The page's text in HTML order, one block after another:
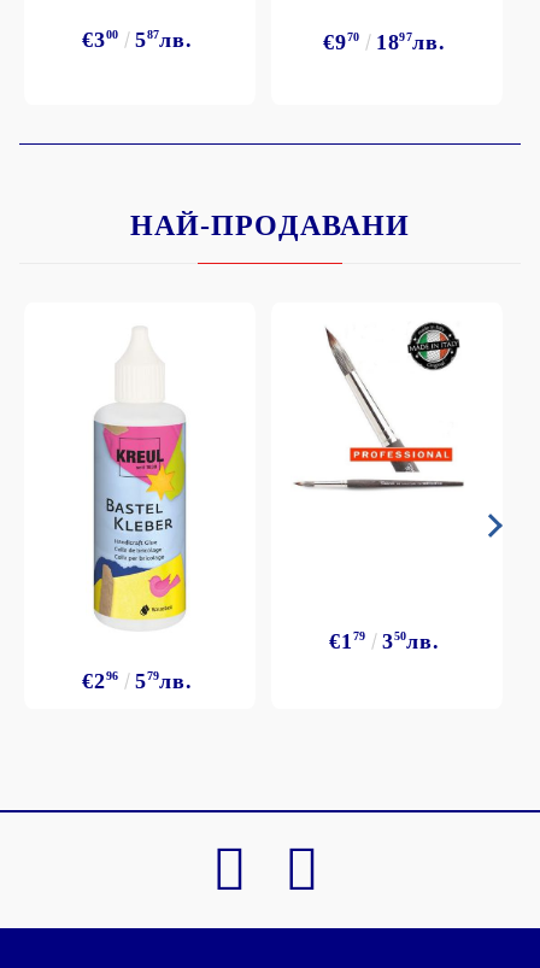
€300 587лв. €970 1897лв.
НАЙ-ПРОДАВАНИ
€296 579лв.
€1 79 350лв.